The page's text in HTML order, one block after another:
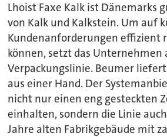
Lhoist Faxe Kalk ist Dänemarks
von Kalk und Kalkstein. Um auf
Kundenanforderungen effizient
können, setzt das Unternehmen
Verpackungslinie. Beumer
aus einer Hand. Der
nicht nur einen eng gesteckten
einhalten, sondern die Linie
Jahre alten Fabrikgebäude mit